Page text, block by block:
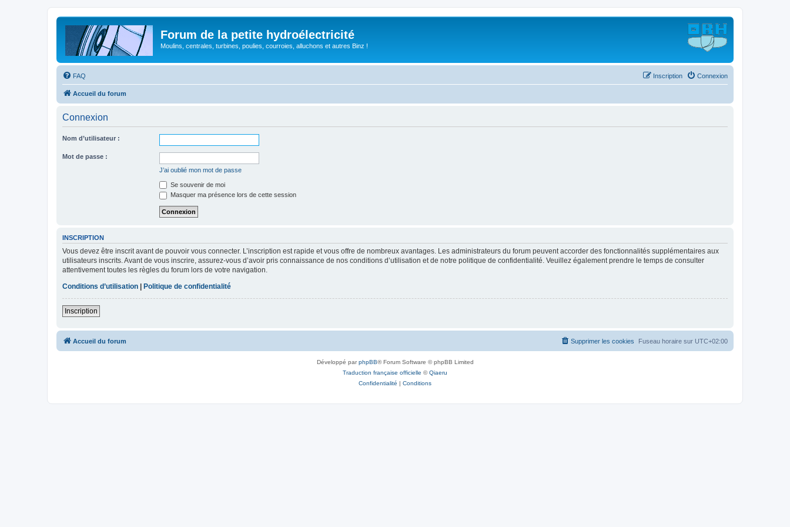
Forum de la petite hydroélectricité
Moulins, centrales, turbines, poulies, courroies, alluchons et autres Binz !
FAQ Connexion
Inscription
Accueil du forum
Connexion
Nom d’utilisateur :
Mot de passe :
J’ai oublié mon mot de passe
Se souvenir de moi
Masquer ma présence lors de cette session
INSCRIPTION
Vous devez être inscrit avant de pouvoir vous connecter. L’inscription est rapide et vous offre de nombreux avantages. Les administrateurs du forum peuvent accorder des fonctionnalités supplémentaires aux
utilisateurs inscrits. Avant de vous inscrire, assurez-vous d’avoir pris connaissance de nos conditions d’utilisation et de notre politique de confidentialité. Veuillez également prendre le temps de consulter
attentivement toutes les règles du forum lors de votre navigation.
Conditions d’utilisation
Politique de confidentialité
Inscription
Accueil du forum Fuseau horaire sur UTC+02:00
Supprimer les cookies
Développé parphpBB® Forum Software © phpBB Limited
Traduction française officielle ©Qiaeru
Confidentialité | Conditions